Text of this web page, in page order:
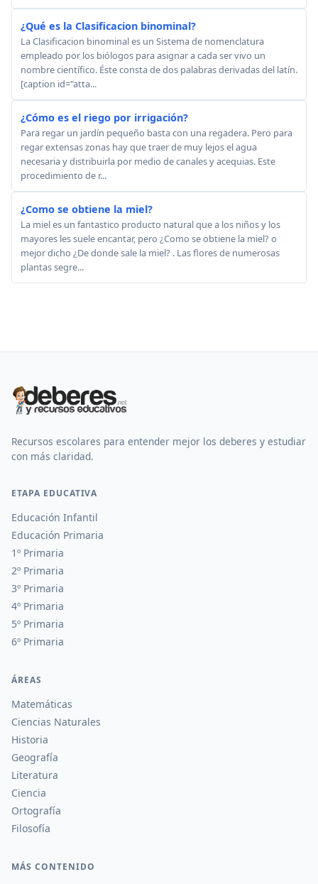
¿Qué es la Clasificacion binominal?
La Clasificacion binominal es un Sistema de nomenclatura
empleado por los biólogos para asignar a cada ser vivo un
nombre científico. Éste consta de dos palabras derivadas del latín.
[caption id="atta...
¿Cómo es el riego por irrigación?
Para regar un jardín pequeño basta con una regadera. Pero para
regar extensas zonas hay que traer de muy lejos el agua
necesaria y distribuirla por medio de canales y acequias. Este
procedimiento de r...
¿Como se obtiene la miel?
La miel es un fantastico producto natural que a los niños y los
mayores les suele encantar, pero ¿Como se obtiene la miel? o
mejor dicho ¿De donde sale la miel? . Las flores de numerosas
plantas segre...
Recursos escolares para entender mejor los deberes y estudiar
con más claridad.
ETAPA EDUCATIVA
Educación Infantil
Educación Primaria
1º Primaria
2º Primaria
3º Primaria
4º Primaria
5º Primaria
6º Primaria
ÁREAS
Matemáticas
Ciencias Naturales
Historia
Geografía
Literatura
Ciencia
Ortografía
Filosofía
MÁS CONTENIDO